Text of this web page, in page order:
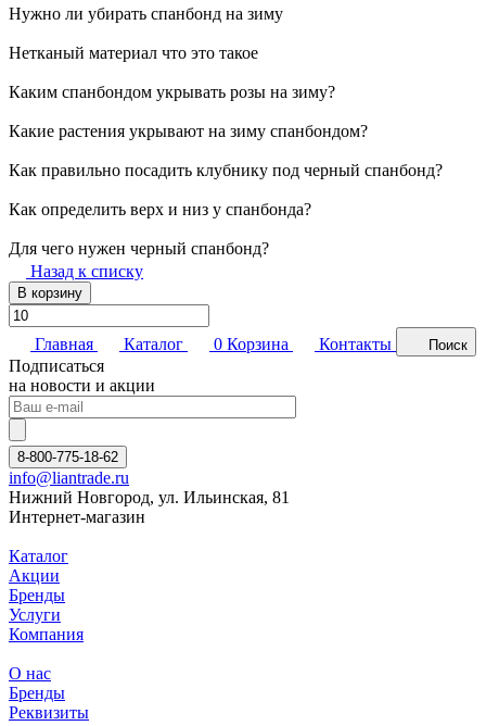
Нужно ли убирать спанбонд на зиму
Нетканый материал что это такое
Каким спанбондом укрывать розы на зиму?
Какие растения укрывают на зиму спанбондом?
Как правильно посадить клубнику под черный спанбонд?
Как определить верх и низ у спанбонда?
Для чего нужен черный спанбонд?
Назад к списку
В корзину
Главная Каталог 0 Корзина Контакты Поиск
Подписаться
на новости и акции
8-800-775-18-62
info@liantrade.ru
Нижний Новгород, ул. Ильинская, 81
Интернет-магазин
Каталог
Акции
Бренды
Услуги
Компания
О нас
Бренды
Реквизиты